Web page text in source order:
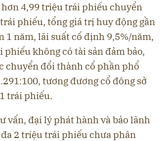
4,99 triệu trái phiếu chuyển
phiếu, tổng giá trị huy động gần
1 năm, lãi suất cố định 9,5%/năm,
không có tài sản đảm bảo,
chuyển đổi thành cổ phần phổ
tương đương cổ đông sở
trái phiếu.
vấn, đại lý phát hành và bảo lãnh
2 triệu trái phiếu chưa phân